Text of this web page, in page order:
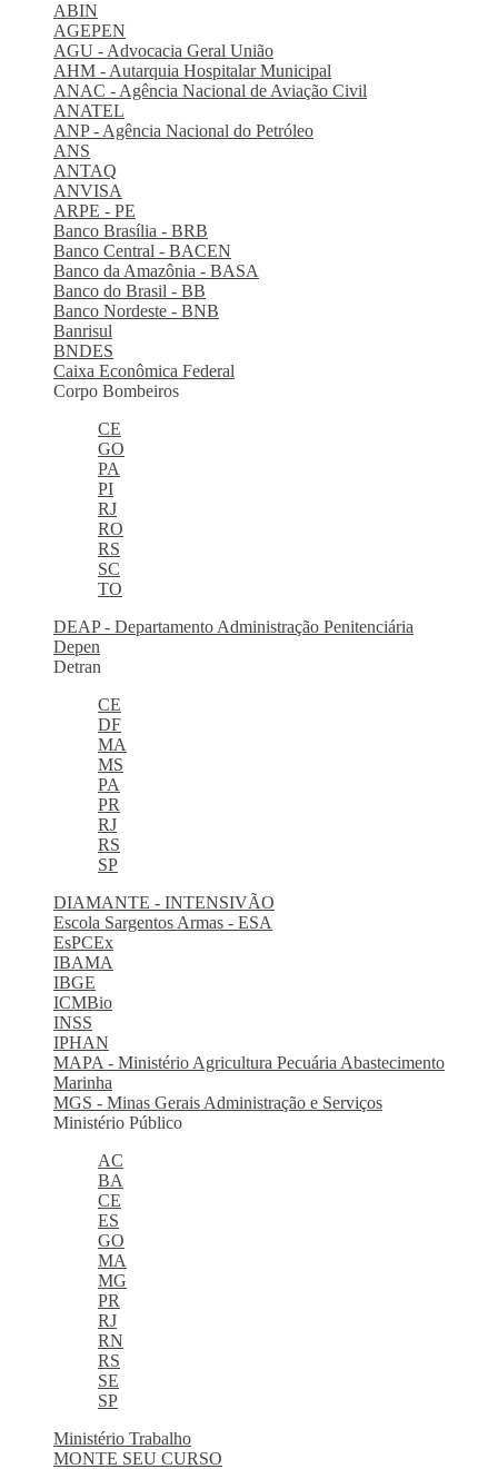
ABIN
AGEPEN
AGU - Advocacia Geral União
AHM - Autarquia Hospitalar Municipal
ANAC - Agência Nacional de Aviação Civil
ANATEL
ANP - Agência Nacional do Petróleo
ANS
ANTAQ
ANVISA
ARPE - PE
Banco Brasília - BRB
Banco Central - BACEN
Banco da Amazônia - BASA
Banco do Brasil - BB
Banco Nordeste - BNB
Banrisul
BNDES
Caixa Econômica Federal
Corpo Bombeiros
CE
GO
PA
PI
RJ
RO
RS
SC
TO
DEAP - Departamento Administração Penitenciária
Depen
Detran
CE
DF
MA
MS
PA
PR
RJ
RS
SP
DIAMANTE - INTENSIVÃO
Escola Sargentos Armas - ESA
EsPCEx
IBAMA
IBGE
ICMBio
INSS
IPHAN
MAPA - Ministério Agricultura Pecuária Abastecimento
Marinha
MGS - Minas Gerais Administração e Serviços
Ministério Público
AC
BA
CE
ES
GO
MA
MG
PR
RJ
RN
RS
SE
SP
Ministério Trabalho
MONTE SEU CURSO